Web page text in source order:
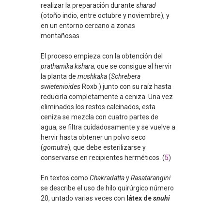
realizar la preparación durante sharad
(otoño indio, entre octubre y noviembre), y
en un entorno cercano a zonas
montañosas.
El proceso empieza con la obtención del
prathamika kshara, que se consigue al hervir
la planta de mushkaka(Schrebera
swietenioides Roxb.) junto con su raíz hasta
reducirla completamente a ceniza. Una vez
eliminados los restos calcinados, esta
ceniza se mezcla con cuatro partes de
agua, se filtra cuidadosamente y se vuelve a
hervir hasta obtener un polvo seco
(gomutra), que debe esterilizarse y
conservarse en recipientes herméticos. (5)
En textos como ChakradattayRasatarangini
se describe el uso de hilo quirúrgico número
20, untado varias veces con látex desnuhi